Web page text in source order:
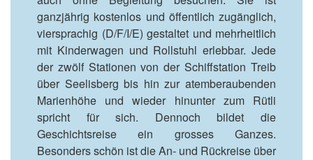
ganzjährig kostenlos und öffentlich zugänglich,
viersprachig (D/F/I/E) gestaltet und mehrheitlich
mit Kinderwagen und Rollstuhl erlebbar. Jede
der zwölf Stationen von der Schiffstation Treib
über Seelisberg bis hin zur atemberaubenden
Marienhöhe und wieder hinunter zum Rütli
spricht für sich. Dennoch bildet die
Geschichtsreise ein grosses Ganzes.
Besonders schön ist die An- und Rückreise über